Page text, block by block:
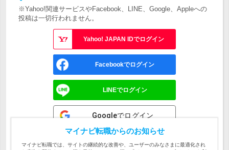
※Yahoo!関連サービスやFacebook、LINE、Google、Appleへの
投稿は一切行われません。
Yahoo! JAPAN IDでログイン
Facebookでログイン
LINEでログイン
Googleでログイン
Appleでサインイン
マイナビ転職からのお知らせ
マイナビ転職では、サイトの継続的な改善や、ユーザーのみなさまに最適化され